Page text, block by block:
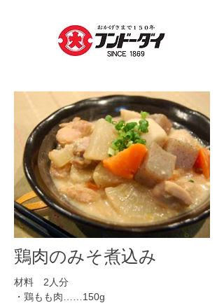
​鶏肉のみそ煮込み
材料 2人分
・鶏もも肉……150g